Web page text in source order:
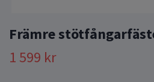
Främre
1 599 kr